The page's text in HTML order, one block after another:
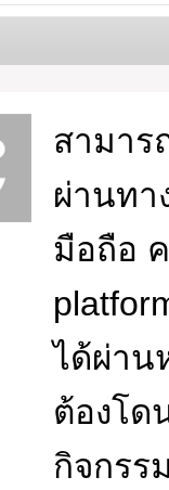
สามาร
ผ่านทา
มือถือ
ได้ผ่าน
ต้องโ
กิจกรร